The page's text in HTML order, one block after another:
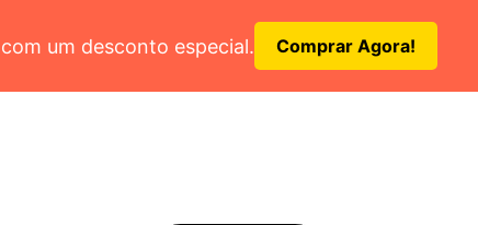
um desconto especial. Comprar Agora!